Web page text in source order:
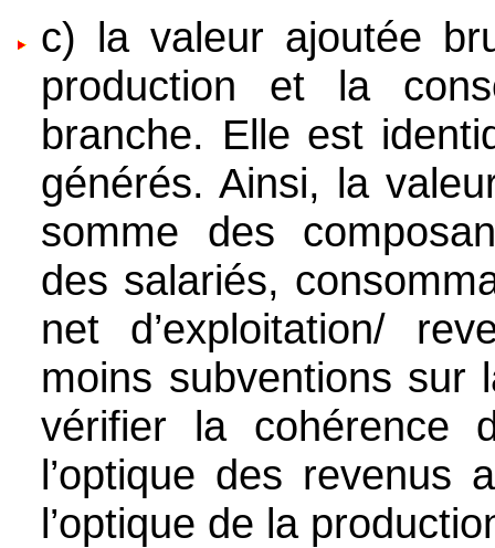
c) la valeur ajoutée
production et la
branche. Elle est
générés. Ainsi, la
somme des
des salariés,
net d’exploitation/
moins subventions sur
vérifier la cohérence
l’optique des revenus
l’optique de la